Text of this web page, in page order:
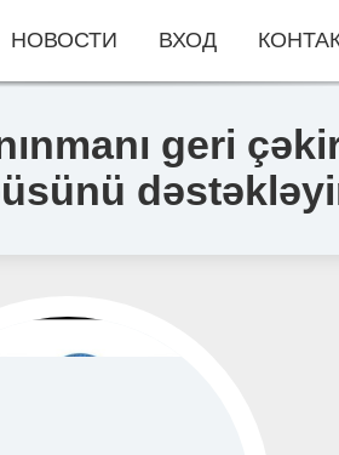
geri
НОВОСТИ ВХОД